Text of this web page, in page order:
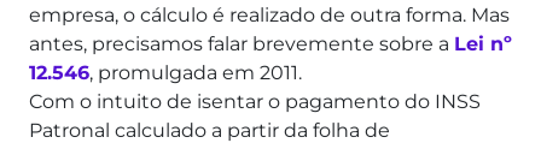
empresa, o cálculo é realizado de outra forma. Mas
antes, precisamos falar brevemente sobre a Lei nº
12.546, promulgada em 2011.
Com o intuito de isentar o pagamento do INSS
Patronal calculado a partir da folha de